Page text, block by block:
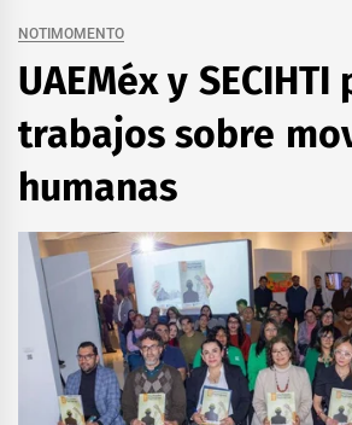
NOTIMOMENTO
UAEMéx y
trabajos sobre
humanas